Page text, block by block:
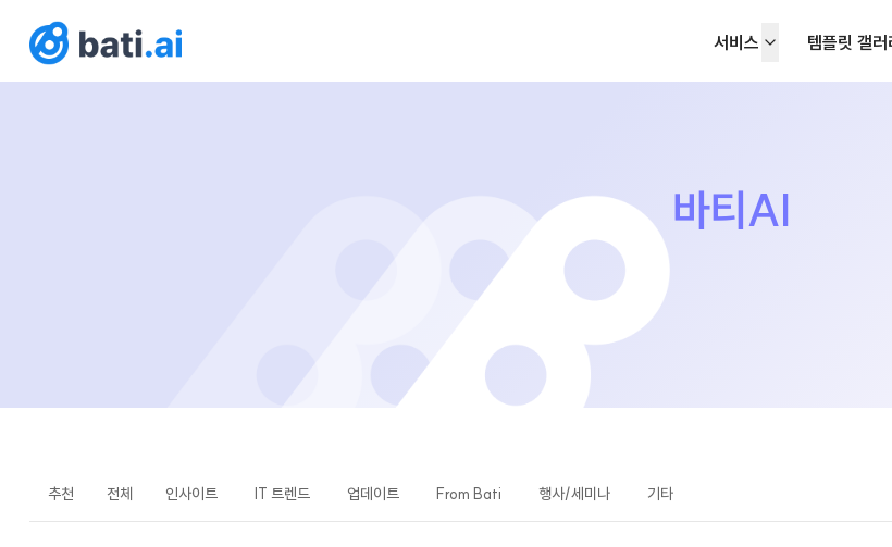
서비스 템플릿 갤러
바티AI
추천 전체 인사이트 IT 트렌드 업데이트 From Bati 행사/세미나 기타